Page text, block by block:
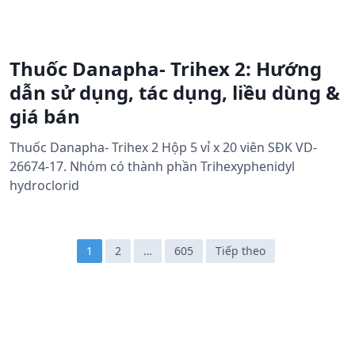
Thuốc Danapha- Trihex 2: Hướng
dẫn sử dụng, tác dụng, liều dùng &
giá bán
Thuốc Danapha- Trihex 2 Hộp 5 vỉ x 20 viên SĐK VD-
26674-17. Nhóm có thành phần Trihexyphenidyl
hydroclorid
1 2 … 605 Tiếp theo